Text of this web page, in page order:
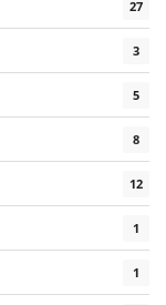
27
3
5
8
12
1
1